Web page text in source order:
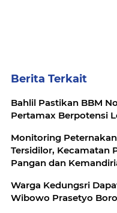
Berita Terkait
Bahlil Pastikan BBM
Pertamax Berpotensi
Monitoring
Tersidilor, Kecamatan
Pangan dan
Warga Kedungsri
Wibowo Prasetyo